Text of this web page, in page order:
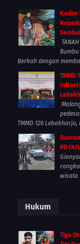
Kodim
Berkah dengan
TMMD
TMMD 126 Lebakharjo,
PD IX/
wisata
Hukum
Tiga